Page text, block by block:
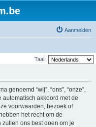
Aanmelden
Taal:
genoemd “wij”, “ons”, “onze”,
automatisch akkoord met de
voorwaarden, bezoek of
het recht om de
ons best doen om je